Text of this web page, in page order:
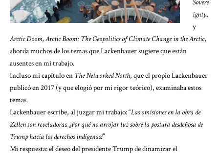
Sovere
ignty,
y
Arctic Doom, Arctic Boom: The Geopolitics of Climate Change in the Arctic,
aborda muchos de los temas que Lackenbauer sugiere que están
ausentes en mi trabajo.
Incluso mi capítulo en The Networked North, que el propio Lackenbauer
publicó en 2017 (y que elogió por mi rigor teórico), examinaba estos
temas.
Lackenbauer escribe, al juzgar mi trabajo: “Las omisiones en la obra de
Zellen son reveladoras. ¿Por qué no arrojar luz sobre la postura desdeñosa de
Trump hacia los derechos indígenas?”
Mi respuesta: el deseo del presidente Trump de dinamizar el